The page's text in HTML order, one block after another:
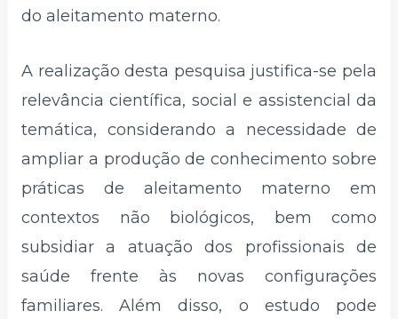
do aleitamento materno.
A realização desta pesquisa justifica-se pela
relevância científica, social e assistencial da
temática, considerando a necessidade de
ampliar a produção de conhecimento sobre
práticas de aleitamento materno em
contextos não biológicos, bem como
subsidiar a atuação dos profissionais de
saúde frente às novas configurações
familiares. Além disso, o estudo pode